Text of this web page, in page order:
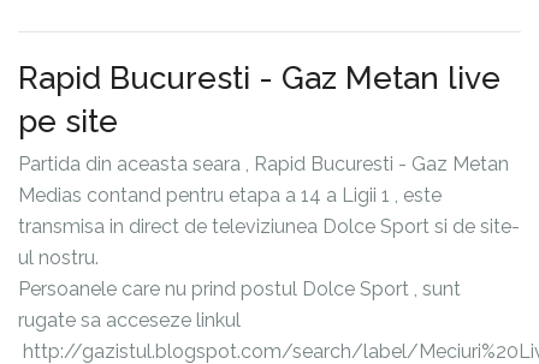
Rapid Bucuresti - Gaz Metan live
pe site
Partida din aceasta seara , Rapid Bucuresti - Gaz Metan
Medias contand pentru etapa a 14 a Ligii 1 , este
transmisa in direct de televiziunea Dolce Sport si de site-
ul nostru.
Persoanele care nu prind postul Dolce Sport , sunt
rugate sa acceseze linkul
http://gazistul.blogspot.com/search/label/